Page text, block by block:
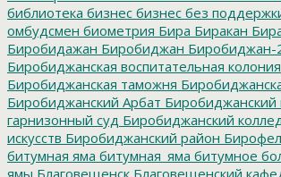
библиотека бизнес бизнес без
омбудсмен биометрия Бира Биракан
Биробидажан Биробиджан Биробиджан-
Биробиджанская воспитательная колония
Биробиджанская таможня
Биробиджанский Арбат
гарнизонный суд Биробиджанский
искусств Биробиджанский район
битумная яма битумная_яма битумное
ямы Благовещенск Благовещенский